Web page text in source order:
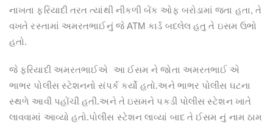
નાખતા ફરિયાદી તરત ત્યાંથી નીકળી બેંક ઓફ બરોડામાં જતા હતા, તે
વખતે રસ્તામાં અમરતભાઈનું જે ATM કાર્ડ બદલેલ હતુ તે ઇસમ ઉભો
હતો.
જે ફરિયાદી અમરતભાઈએ આ ઈસમ ને જોતા અમરતભાઈ એ
ભાભર પોલીસ સ્ટેશનનો સંપર્ક કર્યો હતો.અને ભાભર પોલીસ ઘટના
સ્થળે આવી પહોંચી હતી.અને તે ઇસમને પકડી પોલીસ સ્ટેશન ખાતે
લાવવામાં આવ્યો હતો.પોલીસ સ્ટેશન લાવ્યાં બાદ તે ઈસમ નું નામ ઠામ